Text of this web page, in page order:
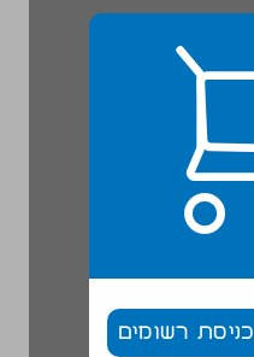
כניסת רשומים